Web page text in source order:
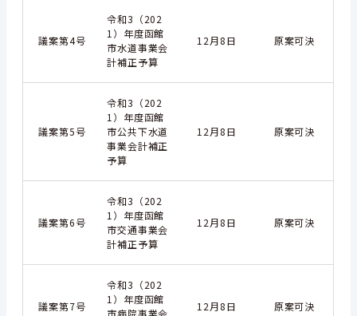
議案第4号
令和3（202
1）年度函館
市水道事業会
計補正予算
12月8日 原案可決
議案第5号
令和3（202
1）年度函館
市公共下水道
事業会計補正
予算
12月8日 原案可決
議案第6号
令和3（202
1）年度函館
市交通事業会
計補正予算
12月8日 原案可決
議案第7号
令和3（202
1）年度函館
12月8日 原案可決